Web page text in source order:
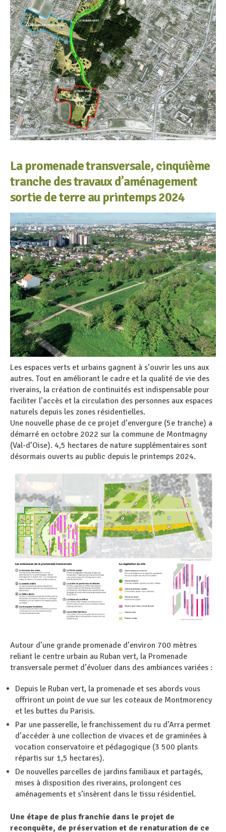
La promenade transversale, cinquième
tranche des travaux d’aménagement
sortie de terre au printemps 2024
Les espaces verts et urbains gagnent à s’ouvrir les uns aux
autres. Tout en améliorant le cadre et la qualité de vie des
riverains, la création de continuités est indispensable pour
faciliter l’accès et la circulation des personnes aux espaces
naturels depuis les zones résidentielles.
Une nouvelle phase de ce projet d’envergure (5e tranche) a
démarré en octobre 2022 sur la commune de Montmagny
(Val-d’Oise). 4,5 hectares de nature supplémentaires sont
désormais ouverts au public depuis le printemps 2024.
Autour d’une grande promenade d’environ 700 mètres
reliant le centre urbain au Ruban vert, la Promenade
transversale permet d’évoluer dans des ambiances variées :
Depuis le Ruban vert, la promenade et ses abords vous
offriront un point de vue sur les coteaux de Montmorency
et les buttes du Parisis.
Par une passerelle, le franchissement du ru d’Arra permet
d’accéder à une collection de vivaces et de graminées à
vocation conservatoire et pédagogique (3 500 plants
répartis sur 1,5 hectares).
De nouvelles parcelles de jardins familiaux et partagés,
mises à disposition des riverains, prolongent ces
aménagements et s’insèrent dans le tissu résidentiel.
Une étape de plus franchie dans le projet de
reconquête, de préservation et de renaturation de ce